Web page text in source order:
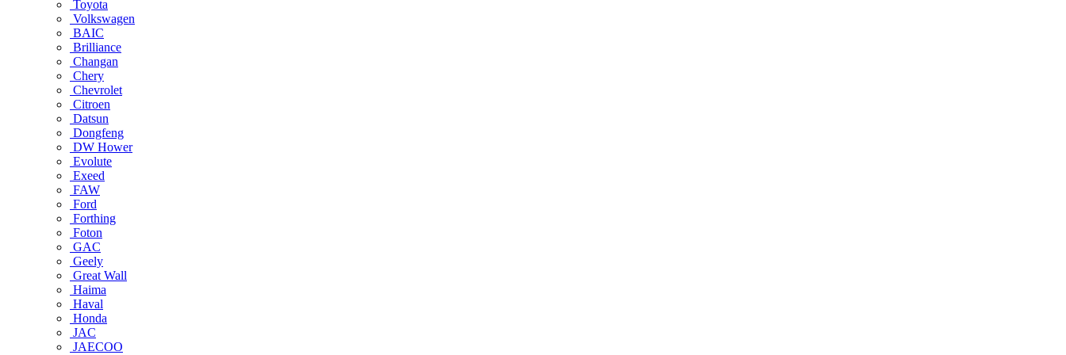
Toyota
Volkswagen
BAIC
Brilliance
Changan
Chery
Chevrolet
Citroen
Datsun
Dongfeng
DW Hower
Evolute
Exeed
FAW
Ford
Forthing
Foton
GAC
Geely
Great Wall
Haima
Haval
Honda
JAC
JAECOO